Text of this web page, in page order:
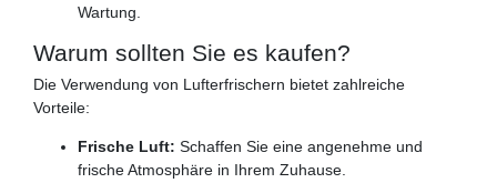
Wartung.
Warum sollten Sie es kaufen?
Die Verwendung von Lufterfrischern bietet zahlreiche
Vorteile:
Frische Luft: Schaffen Sie eine angenehme und
frische Atmosphäre in Ihrem Zuhause.